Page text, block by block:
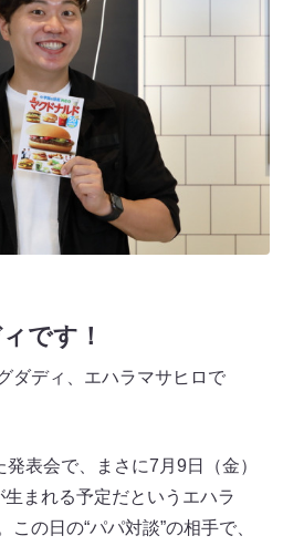
です！
ダディ、エハラマサヒロで
表会で、まさに7月9日（金）
まれる予定だというエハラ
の日の“パパ対談”の相手で、